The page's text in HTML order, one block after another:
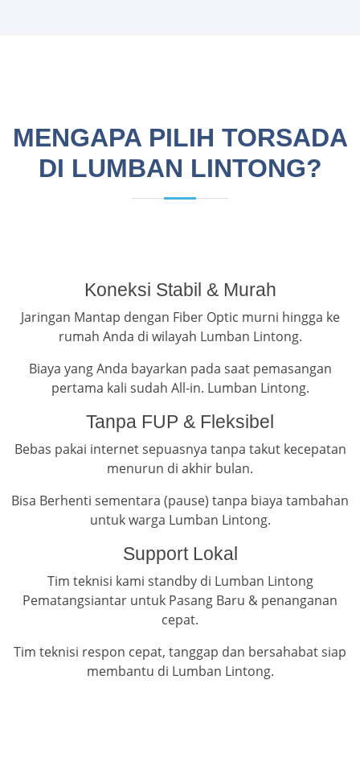
MENGAPA PILIH TORSADA
DI LUMBAN LINTONG?
Koneksi Stabil & Murah
Jaringan Mantap dengan Fiber Optic murni hingga ke
rumah Anda di wilayah Lumban Lintong.
Biaya yang Anda bayarkan pada saat pemasangan
pertama kali sudah All-in. Lumban Lintong.
Tanpa FUP & Fleksibel
Bebas pakai internet sepuasnya tanpa takut kecepatan
menurun di akhir bulan.
Bisa Berhenti sementara (pause) tanpa biaya tambahan
untuk warga Lumban Lintong.
Support Lokal
Tim teknisi kami standby di Lumban Lintong
Pematangsiantar untuk Pasang Baru & penanganan
cepat.
Tim teknisi respon cepat, tanggap dan bersahabat siap
membantu di Lumban Lintong.